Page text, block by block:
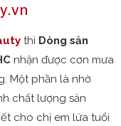
thì Dòng sản
nhận được cơn mưa
Một phần là nhờ
chất lượng sản
cho chị em lứa tuổi